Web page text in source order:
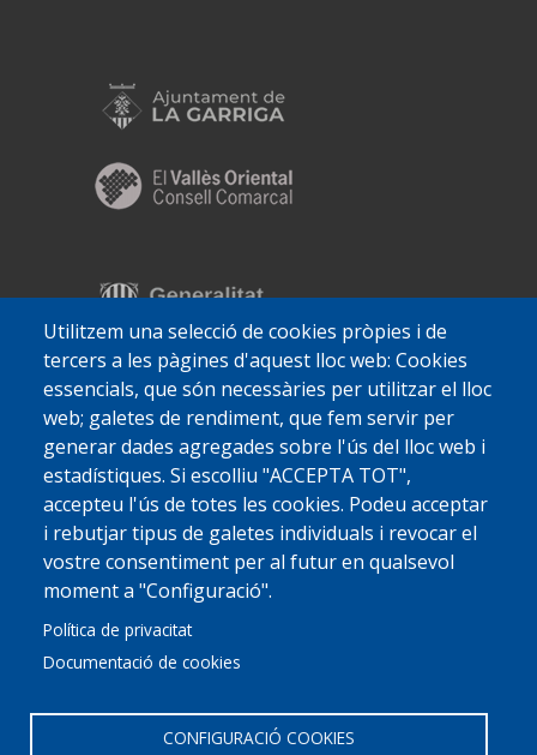
Utilitzem una selecció de cookies pròpies i de
tercers a les pàgines d'aquest lloc web: Cookies
essencials, que són necessàries per utilitzar el lloc
web; galetes de rendiment, que fem servir per
generar dades agregades sobre l'ús del lloc web i
estadístiques. Si escolliu "ACCEPTA TOT",
accepteu l'ús de totes les cookies. Podeu acceptar
i rebutjar tipus de galetes individuals i revocar el
vostre consentiment per al futur en qualsevol
moment a "Configuració".
Política de privacitat
Documentació de cookies
CONFIGURACIÓ COOKIES